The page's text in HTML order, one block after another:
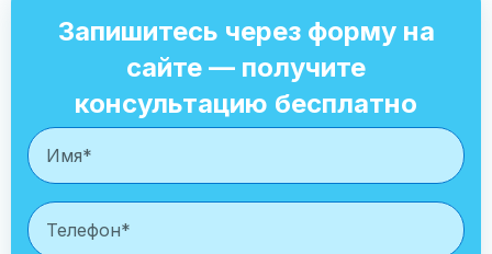
Запишитесь через форму на
сайте — получите
консультацию бесплатно